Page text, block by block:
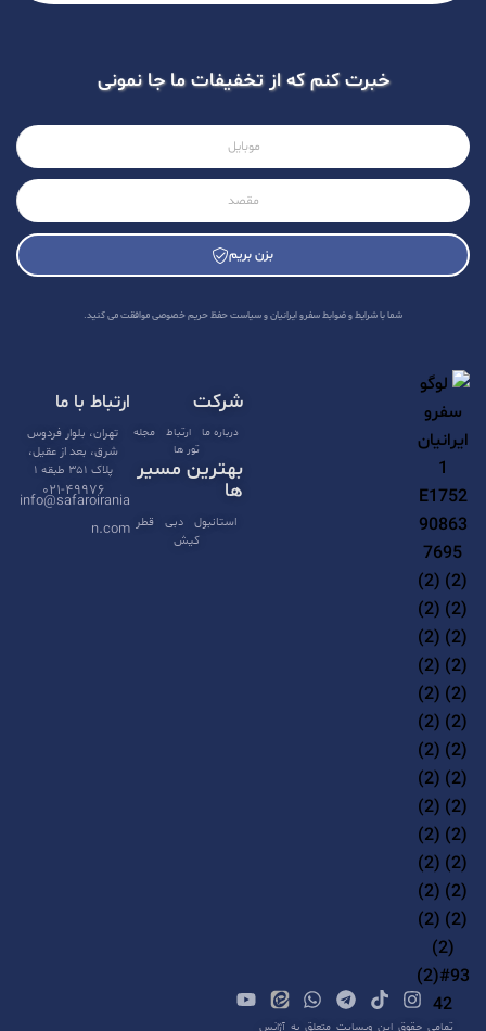
خبرت کنم که از تخفیفات ما جا نمونی
بزن بریم
e
n
t
i
e
:
شما با شرایط و ضوابط سفرو ایرانیان و سیاست حفظ حریم خصوصی موافقت می کنید.
تمامی حقوق این وبسایت متعلق به آژانس
شرکت
درباره ما ارتباط
مجله
تور ها
بهترین مسیر
ها
استانبول دبی
قطر
کیش
ارتباط با ما
تهران، بلوار فردوس
شرق، بعد از عقیل،
پلاک ۳۵۱ طبقه ۱
۰۲۱-۴۹۹۷۶
info@safaroirania
n.com